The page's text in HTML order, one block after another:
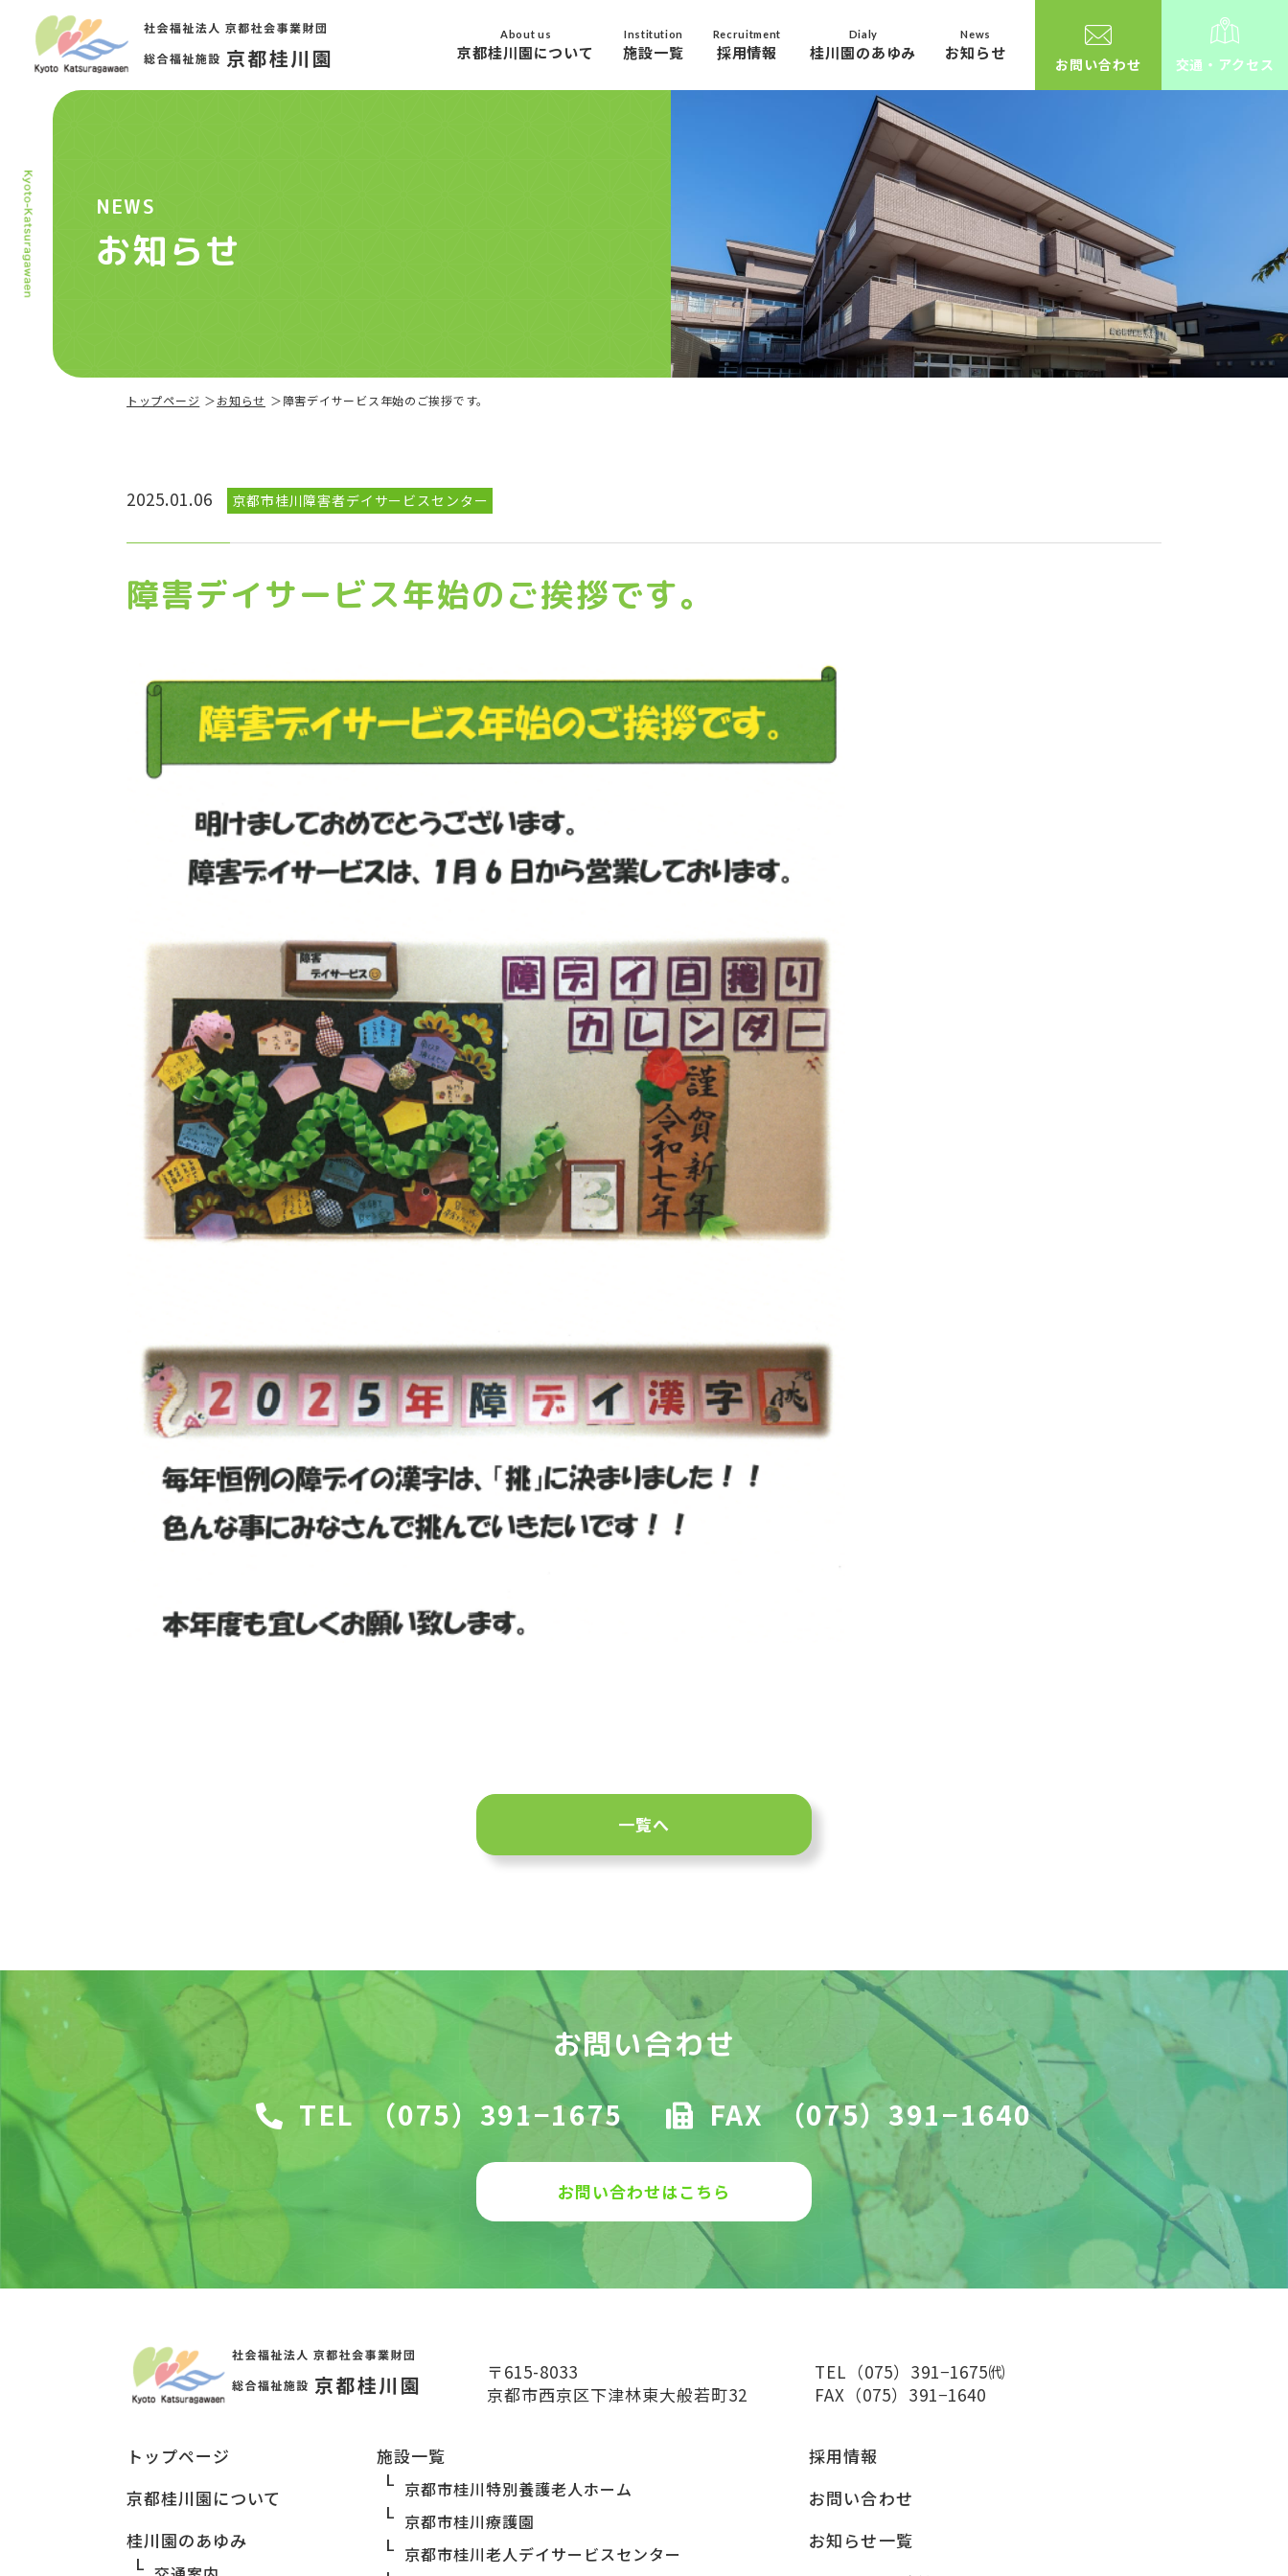
About us
京都桂川園について
Institution
施設一覧
Recruitment
採用情報
Dialy
桂川園のあゆみ
News
お知らせ
お問い合わせ 交通・アクセス
NEWS
お知らせ
トップページ お知らせ 障害デイサービス年始のご挨拶です。
2025.01.06 京都市桂川障害者デイサービスセンター
障害デイサービス年始のご挨拶です。
一覧へ
お問い合わせ
TEL （075）391−1675 FAX （075）391−1640
お問い合わせはこちら
〒615-8033
京都市西京区下津林東大般若町32
TEL （075）391−1675㈹
FAX（075）391−1640
トップページ
京都桂川園について
桂川園のあゆみ
施設一覧
京都市桂川特別養護老人ホーム
京都市桂川療護園
京都市桂川老人デイサービスセンター
採用情報
お問い合わせ
お知らせ一覧